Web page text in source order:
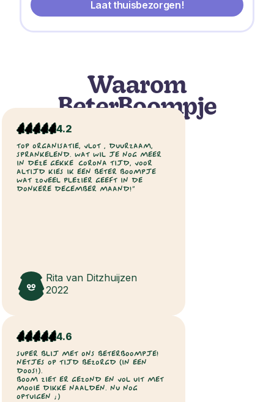
Laat thuisbezorgen!
Waarom
BeterBoompje
4.2
TOP ORGANISATIE, VLOT , DUURZAAM,
SPRANKELEND. WAT WIL JE NOG MEER
IN DEZE GEKKE CORONA TIJD, VOOR
ALTIJD KIES IK EEN BETER BOOMPJE
WAT ZOVEEL PLEZIER GEEFT IN DE
DONKERE DECEMBER MAAND!”
Rita van Ditzhuijzen
2022
4.6
SUPER BLIJ MET ONS BETERBOOMPJE!
NETJES OP TIJD BEZORGD (IN EEN
DOOS!).
BOOM ZIET ER GEZOND EN VOL UIT MET
MOOIE DIKKE NAALDEN. NU NOG
OPTUIGEN ;)